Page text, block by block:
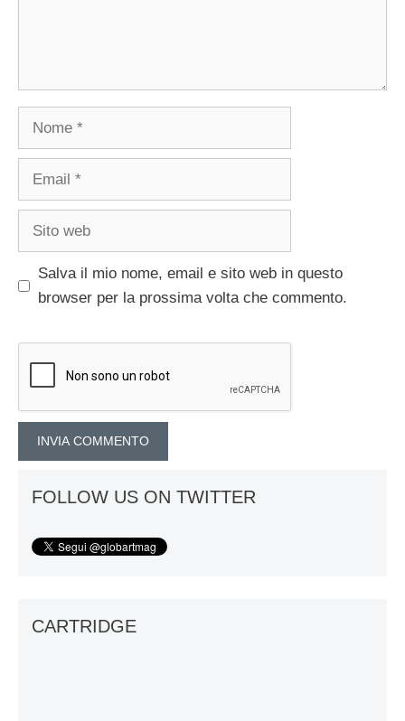
Nome
Email
Sito
Salva il mio nome, email e sito web in questo
browser per la prossima volta che commento.
FOLLOW US ON TWITTER
CARTRIDGE